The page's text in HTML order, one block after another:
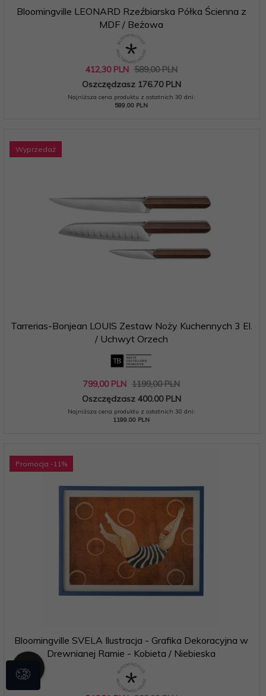
Bloomingville LEONARD Rzeźbiarska Półka Ścienna z
MDF / Beżowa
412,30 PLN 589,00 PLN
Oszczędzasz 176.70 PLN
Najniższa cena produktu z ostatnich 30 dni:
589.00 PLN
Wyprzedaż
Tarrerias-Bonjean LOUIS Zestaw Noży Kuchennych 3 El.
/ Uchwyt Orzech
799,00 PLN 1199,00 PLN
Oszczędzasz 400.00 PLN
Najniższa cena produktu z ostatnich 30 dni:
1199.00 PLN
Promocja -11 %
Bloomingville SVELA Ilustracja - Grafika Dekoracyjna w
Drewnianej Ramie - Kobieta / Niebieska